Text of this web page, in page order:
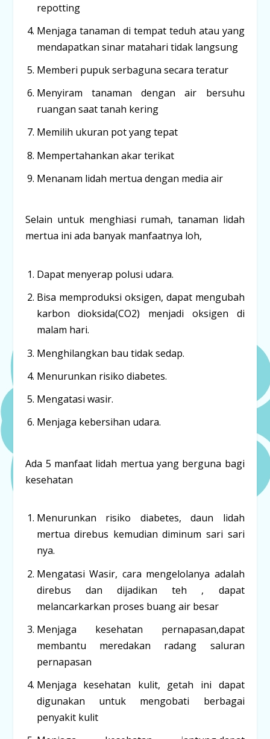
repotting
Menjaga tanaman di tempat teduh atau yang
mendapatkan sinar matahari tidak langsung
Memberi pupuk serbaguna secara teratur
Menyiram tanaman dengan air bersuhu
ruangan saat tanah kering
Memilih ukuran pot yang tepat
Mempertahankan akar terikat
Menanam lidah mertua dengan media air
Selain untuk menghiasi rumah, tanaman lidah
mertua ini ada banyak manfaatnya loh,
Dapat menyerap polusi udara.
Bisa memproduksi oksigen, dapat mengubah
karbon dioksida(CO2) menjadi oksigen di
malam hari.
Menghilangkan bau tidak sedap.
Menurunkan risiko diabetes.
Mengatasi wasir.
Menjaga kebersihan udara.
Ada 5 manfaat lidah mertua yang berguna bagi
kesehatan
Menurunkan risiko diabetes, daun lidah
mertua direbus kemudian diminum sari sari
nya.
Mengatasi Wasir, cara mengelolanya adalah
direbus dan dijadikan teh , dapat
melancarkarkan proses buang air besar
Menjaga kesehatan pernapasan,dapat
membantu meredakan radang saluran
pernapasan
Menjaga kesehatan kulit, getah ini dapat
digunakan untuk mengobati berbagai
penyakit kulit